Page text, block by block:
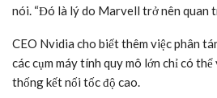
nói. “Đó là lý do Marvell trở nên quan
CEO Nvidia cho biết thêm việc phân
các cụm máy tính quy mô lớn chỉ có thể
thống kết nối tốc độ cao.